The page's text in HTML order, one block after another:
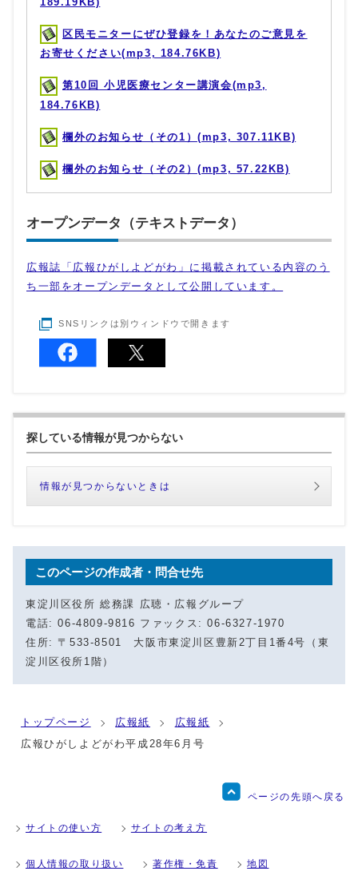
区民モニターにぜひ登録を！あなたのご意見を
お寄せください(mp3, 184.76KB)
第10回 小児医療センター講演会(mp3,
184.76KB)
欄外のお知らせ（その1）(mp3, 307.11KB)
欄外のお知らせ（その2）(mp3, 57.22KB)
オープンデータ（テキストデータ）
広報誌「広報ひがしよどがわ」に掲載されている内容のう
ち一部をオープンデータとして公開しています。
SNSリンクは別ウィンドウで開きます
探している情報が見つからない
情報が見つからないときは
このページの作成者・問合せ先
東淀川区役所 総務課 広聴・広報グループ
電話: 06-4809-9816 ファックス: 06-6327-1970
住所: 〒533-8501 大阪市東淀川区豊新2丁目1番4号（東
淀川区役所1階）
トップページ 広報紙
広報紙
広報ひがしよどがわ平成28年6月号
ページの先頭へ戻る
サイトの使い方 サイトの考え方
個人情報の取り扱い 著作権・免責 地図